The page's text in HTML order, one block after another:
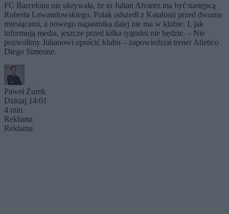
FC Barcelona nie ukrywała, że to Julian Alvarez ma być następcą
Roberta Lewandowskiego. Polak odszedł z Katalonii przed dwoma
miesiącami, a nowego napastnika dalej nie ma w klubie. I, jak
informują media, jeszcze przed kilka tygodni nie będzie. – Nie
pozwolimy Julianowi opuścić klubu – zapowiedział trener Atletico
Diego Simeone.
Paweł Żurek
Dzisiaj 14:01
4 min
Reklama
Reklama